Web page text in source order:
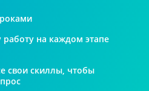
на каждом этапе
свои скиллы, чтобы